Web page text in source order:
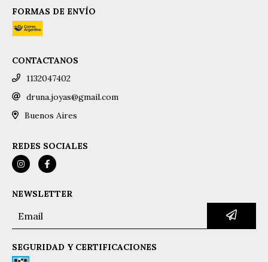
FORMAS DE ENVÍO
CONTACTANOS
1132047402
druna.joyas@gmail.com
Buenos Aires
REDES SOCIALES
NEWSLETTER
SEGURIDAD Y CERTIFICACIONES